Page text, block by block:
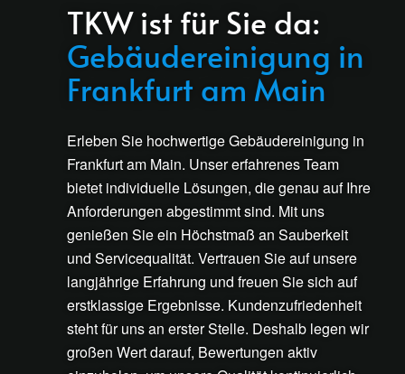
TKW ist für Sie da:
Gebäudereinigung in
Frankfurt am Main
Erleben Sie hochwertige Gebäudereinigung in
Frankfurt am Main. Unser erfahrenes Team
bietet individuelle Lösungen, die genau auf Ihre
Anforderungen abgestimmt sind. Mit uns
genießen Sie ein Höchstmaß an Sauberkeit
und Servicequalität. Vertrauen Sie auf unsere
langjährige Erfahrung und freuen Sie sich auf
erstklassige Ergebnisse. Kundenzufriedenheit
steht für uns an erster Stelle. Deshalb legen wir
großen Wert darauf, Bewertungen aktiv